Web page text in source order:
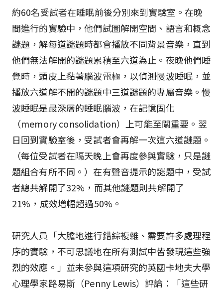
約60名受試者在睡眠前後分別來到實驗室。在晚
間進行的實驗中，他們試圖解開空間、語言和概念
謎題，解每道謎題時都會播放不同背景音樂，直到
他們無法解開的謎題累積至六道為止。夜晚他們睡
覺時，頭皮上黏著腦波電極，以偵測慢波睡眠，並
播放六道解不開的謎題中三道謎題的專屬音樂。慢
波睡眠是最深層的睡眠腦波，在記憶固化
（memory consolidation）上可能至關重要。翌
日回到實驗室後，受試者會再解一次這六道謎題。
（每位受試者在隔天晚上會再度參與實驗，只是謎
題組合有所不同。）在有聲音提示的謎題中，受試
者總共解開了32%，而其他謎題則共解開了
21%，成效增幅超過50%。
研究人員「大膽地進行錯綜複雜、需要許多處理程
序的實驗，不可思議地在所有測試中皆發現這些強
烈的效應。」並未參與這項研究的英國卡地夫大學
心理學家路易斯（Penny Lewis）評論：「這些研